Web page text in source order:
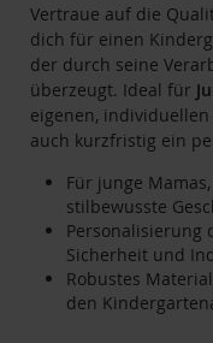
Vertraue auf die
dich für einen
der durch seine
überzeugt. Ideal für
eigenen, individuellen
auch kurzfristig ein
Für junge
stilbewusste
Personalisierung
Sicherheit und
Robustes
den